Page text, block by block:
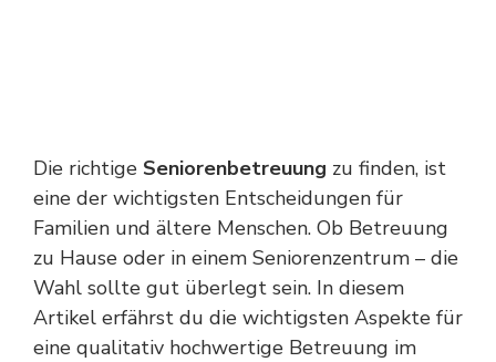
Die richtige Seniorenbetreuung zu finden, ist
eine der wichtigsten Entscheidungen für
Familien und ältere Menschen. Ob Betreuung
zu Hause oder in einem Seniorenzentrum – die
Wahl sollte gut überlegt sein. In diesem
Artikel erfährst du die wichtigsten Aspekte für
eine qualitativ hochwertige Betreuung im